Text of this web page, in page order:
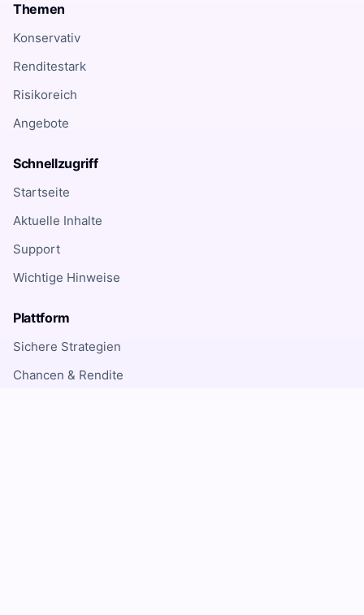
Themen
Konservativ
Renditestark
Risikoreich
Angebote
Schnellzugriff
Startseite
Aktuelle Inhalte
Support
Wichtige Hinweise
Plattform
Sichere Strategien
Chancen & Rendite